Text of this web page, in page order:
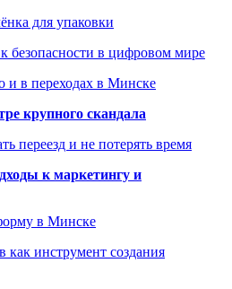
для упаковки
безопасности в цифровом мире
и в переходах в Минске
крупного скандала
переезд и не потерять время
к маркетингу и
в Минске
как инструмент создания